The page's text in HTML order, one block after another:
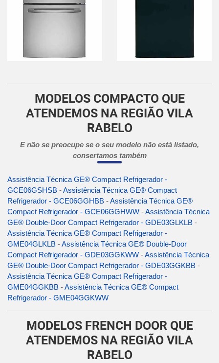
MODELOS COMPACTO QUE
ATENDEMOS NA REGIÃO VILA
RABELO
E não se preocupe se o seu modelo não está listado,
consertamos também
Assistência Técnica GE® Compact Refrigerador -
GCE06GSHSB -Assistência Técnica GE® Compact
Refrigerador - GCE06GGHBB -Assistência Técnica GE®
Compact Refrigerador - GCE06GGHWW -Assistência Técnica
GE® Double-Door Compact Refrigerador - GDE03GLKLB -
Assistência Técnica GE® Compact Refrigerador -
GME04GLKLB -Assistência Técnica GE® Double-Door
Compact Refrigerador - GDE03GGKWW -Assistência Técnica
GE® Double-Door Compact Refrigerador - GDE03GGKBB -
Assistência Técnica GE® Compact Refrigerador -
GME04GGKBB -Assistência Técnica GE® Compact
Refrigerador - GME04GGKWW
MODELOS FRENCH DOOR QUE
ATENDEMOS NA REGIÃO VILA
RABELO